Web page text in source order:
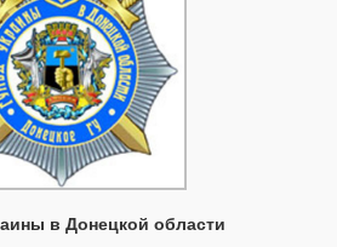
в Донецкой области